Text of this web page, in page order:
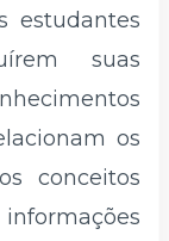
estudantes
suas
os
conceitos